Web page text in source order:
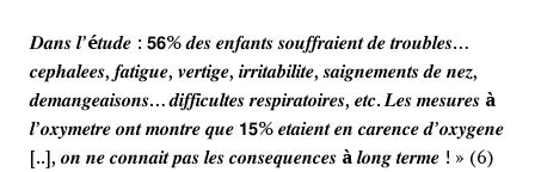
𝑫𝒂𝒏𝒔 𝒍’é𝒕𝒖𝒅𝒆 : 𝟱𝟲% 𝒅𝒆𝒔 𝒆𝒏𝒇𝒂𝒏𝒕𝒔 𝒔𝒐𝒖𝒇𝒇𝒓𝒂𝒊𝒆𝒏𝒕 𝒅𝒆 𝒕𝒓𝒐𝒖𝒃𝒍𝒆𝒔…
𝒄𝒆𝒑𝒉𝒂𝒍𝒆𝒆𝒔, 𝒇𝒂𝒕𝒊𝒈𝒖𝒆, 𝒗𝒆𝒓𝒕𝒊𝒈𝒆, 𝒊𝒓𝒓𝒊𝒕𝒂𝒃𝒊𝒍𝒊𝒕𝒆, 𝒔𝒂𝒊𝒈𝒏𝒆𝒎𝒆𝒏𝒕𝒔 𝒅𝒆 𝒏𝒆𝒛,
𝒅𝒆𝒎𝒂𝒏𝒈𝒆𝒂𝒊𝒔𝒐𝒏𝒔… 𝒅𝒊𝒇𝒇𝒊𝒄𝒖𝒍𝒕𝒆𝒔 𝒓𝒆𝒔𝒑𝒊𝒓𝒂𝒕𝒐𝒊𝒓𝒆𝒔, 𝒆𝒕𝒄. 𝑳𝒆𝒔 𝒎𝒆𝒔𝒖𝒓𝒆𝒔 à
𝒍’𝒐𝒙𝒚𝒎𝒆𝒕𝒓𝒆 𝒐𝒏𝒕 𝒎𝒐𝒏𝒕𝒓𝒆 𝒒𝒖𝒆 𝟭𝟱% 𝒆𝒕𝒂𝒊𝒆𝒏𝒕 𝒆𝒏 𝒄𝒂𝒓𝒆𝒏𝒄𝒆 𝒅’𝒐𝒙𝒚𝒈𝒆𝒏𝒆
[..], 𝒐𝒏 𝒏𝒆 𝒄𝒐𝒏𝒏𝒂𝒊𝒕 𝒑𝒂𝒔 𝒍𝒆𝒔 𝒄𝒐𝒏𝒔𝒆𝒒𝒖𝒆𝒏𝒄𝒆𝒔 à𝒍𝒐𝒏𝒈 𝒕𝒆𝒓𝒎𝒆 ! » (6)